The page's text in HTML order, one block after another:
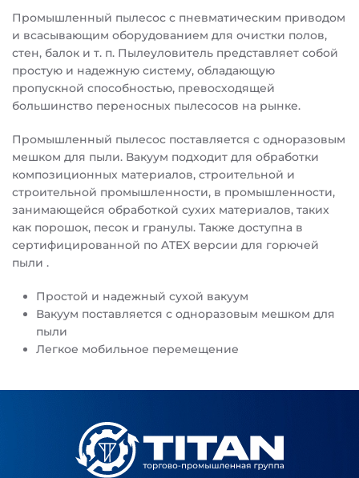
Промышленный пылесос с пневматическим приводом
и всасывающим оборудованием для очистки полов,
стен, балок и т. п. Пылеуловитель представляет собой
простую и надежную систему, обладающую
пропускной способностью, превосходящей
большинство переносных пылесосов на рынке.
Промышленный пылесос поставляется с одноразовым
мешком для пыли. Вакуум подходит для обработки
композиционных материалов, строительной и
строительной промышленности, в промышленности,
занимающейся обработкой сухих материалов, таких
как порошок, песок и гранулы. Также доступна в
сертифицированной по ATEX версии для горючей
пыли .
Простой и надежный сухой вакуум
Вакуум поставляется с одноразовым мешком для
пыли
Легкое мобильное перемещение